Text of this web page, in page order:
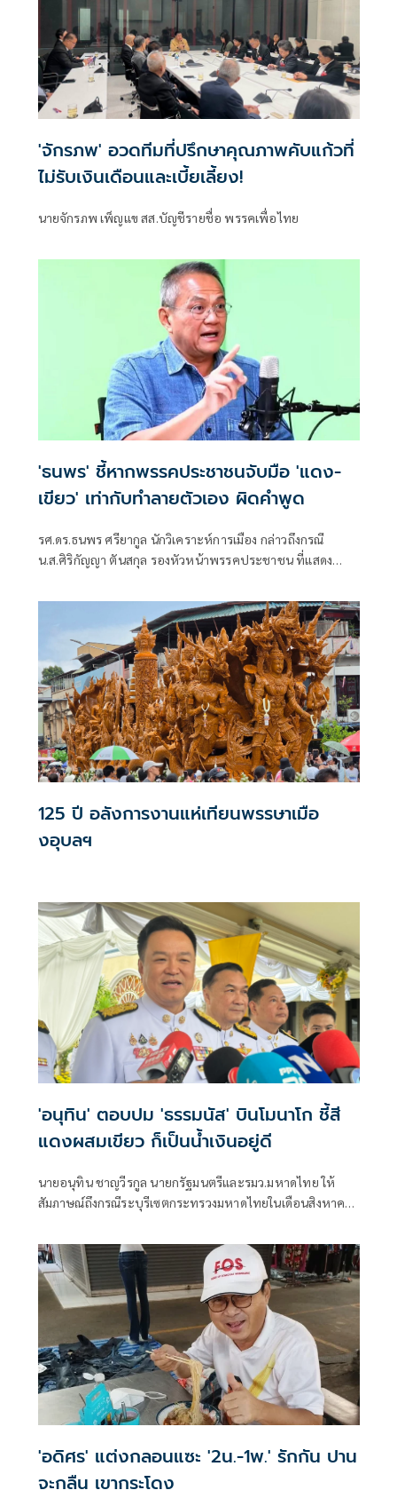
'จักรภพ' อวดทีมที่ปรึกษาคุณภาพคับแก้วที่
ไม่รับเงินเดือนและเบี้ยเลี้ยง!
นายจักรภพ เพ็ญแข สส.บัญชีรายชื่อ พรรคเพื่อไทย
'ธนพร' ชี้หากพรรคประชาชนจับมือ 'แดง-
เขียว' เท่ากับทำลายตัวเอง ผิดคำพูด
รศ.ดร.ธนพร ศรียากูล นักวิเคราะห์การเมือง กล่าวถึงกรณี
น.ส.ศิริกัญญา ตันสกุล รองหัวหน้าพรรคประชาชน ที่แสดง
พรรคภูมิใจไทย ก็จำเป็นต้องพูดคุยกับพรรคประชาชนด้วยว่า
125 ปี อลังการงานแห่เทียนพรรษาเมือ
งอุบลฯ
'อนุทิน' ตอบปม 'ธรรมนัส' บินโมนาโก ชี้สี
แดงผสมเขียว ก็เป็นน้ำเงินอยู่ดี
นายอนุทิน ชาญวีรกูล นายกรัฐมนตรีและรมว.มหาดไทย ให้
สัมภาษณ์ถึงกรณีระบุรีเซตกระทรวงมหาดไทยในเดือนสิงหาคม
'อดิศร' แต่งกลอนแซะ '2น.-1พ.' รักกัน ปาน
จะกลืน เขากระโดง